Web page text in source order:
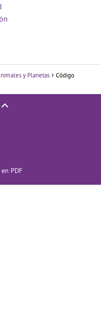
y Planetas
Código
PDF